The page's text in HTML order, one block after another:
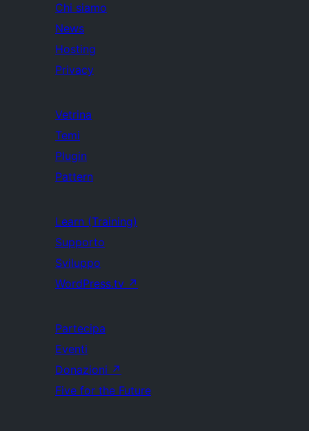
Chi siamo
News
Hosting
Privacy
Vetrina
Temi
Plugin
Pattern
Learn (Training)
Supporto
Sviluppo
WordPress.tv ↗
Partecipa
Eventi
Donazioni ↗
Five for the Future